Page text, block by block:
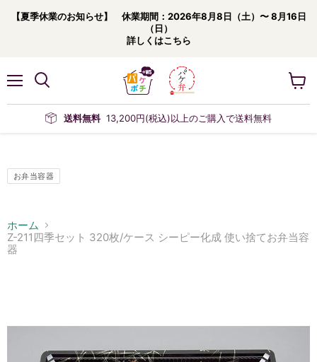
【夏季休業のお知らせ】 休業期間：2026年8月8日（土）〜 8月16日
（日）
詳しくはこちら
ニ
送料無料 13,200円(税込)以上のご購入で送料無料
ー
お弁当容器
ホーム
Z-211四季セット 320枚/ケース シーピー化成 使い捨てお弁当容
器